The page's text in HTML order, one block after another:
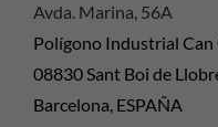
Avda. Marina, 56A
Polígono Industrial Can
08830 Sant Boi de
Barcelona, ESPAÑA